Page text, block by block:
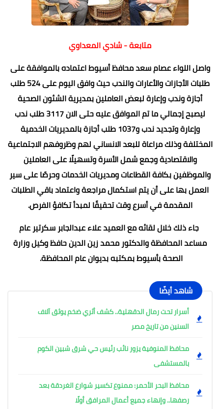
متابعة - شادي المعداوي
واصل اللواء عصام سعد محافظ أسيوط اعتماده بالموافقة على
طلبات الأجازات والأعارات والندب حيث وافق اليوم على 524 طلب
أجازة وندب وإعارة لبعض العاملين بمديرية الشئون الصحية
ليصبح إجمالي ما تم الموافق عليه حتى الان 3117 طلب ندب
وإعارة وتجديد ندب و1037 طلب أجازة بالمديريات الخدمية
المختلفة وذلك مراعاة للبعد الانساني لهم وظروفهم الاجتماعية
والاقتصادية وجمع شمل الأسرة وتسهيلًا على العاملين
والموظفين بكافة القطاعات ومديريات الخدمات وحرصًا على سير
العمل بها على أن يتم استكمال مراجعة واعتماد باقي الطلبات
المقدمة في أسرع وقت تحقيقًا لمبدأ تكافؤ الفرص.
جاء ذلك خلال لقائه مع العميد علاء عبدالجابر سكرتير عام
مساعد المحافظة والدكتور محمد زين الدين حافظ وكيل وزارة
الصحة بأسيوط بمكتبه بديوان عام المحافظة.
شاهد أيضًا
أسرار تحت رمال الدقهلية.. كشف أثري ضخم يوثق آلاف
السنين من تاريخ مصر
محافظ المنوفية يزور نائب رئيس حي شرق شبين الكوم
بالمستشفى
محافظ البحر الأحمر: ممنوع تكسير شوارع الغردقة بعد
رصفها.. وإنهاء جميع أعمال المرافق أولًا